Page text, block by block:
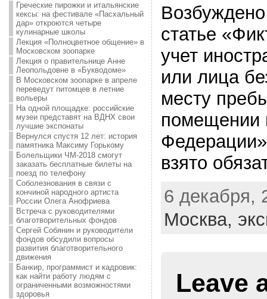
Греческие пирожки и итальянские
кексы: на фестивале «Пасхальный
дар» откроются четыре
кулинарные школы
Лекция «Полноцветное общение» в
Московском зоопарке
Лекция о правительнице Анне
Леопольдовне в «Букводоме»
В Московском зоопарке в апреле
переведут питомцев в летние
вольеры
На одной площадке: российские
музеи представят на ВДНХ свои
лучшие экспонаты
Вернулся спустя 12 лет: история
памятника Максиму Горькому
Болельщики ЧМ-2018 смогут
заказать бесплатные билеты на
поезд по телефону
Соболезнования в связи с
кончиной народного артиста
России Олега Анофриева
Встреча с руководителями
благотворительных фондов
Сергей Собянин и руководители
фондов обсудили вопросы
развития благотворительного
движения
Банкир, программист и кадровик:
как найти работу людям с
ограниченными возможностями
здоровья
статье
учет
или лица
месту
помещении
взято
6 декабря,
Москва,
Leave